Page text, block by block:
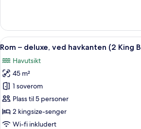
2
dobbeltsenger,
ved
Åpne
alle
bildene
av
Rom
–
deluxe,
ved
4
Rom – deluxe, ved havkanten (2 King
Havutsikt
45 m²
1 soverom
Plass til 5 personer
2 kingsize-senger
Wi-fi inkludert